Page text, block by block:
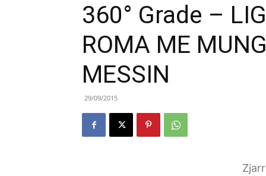
360° Grade –
ROMA ME
MESSIN
29/09/2015